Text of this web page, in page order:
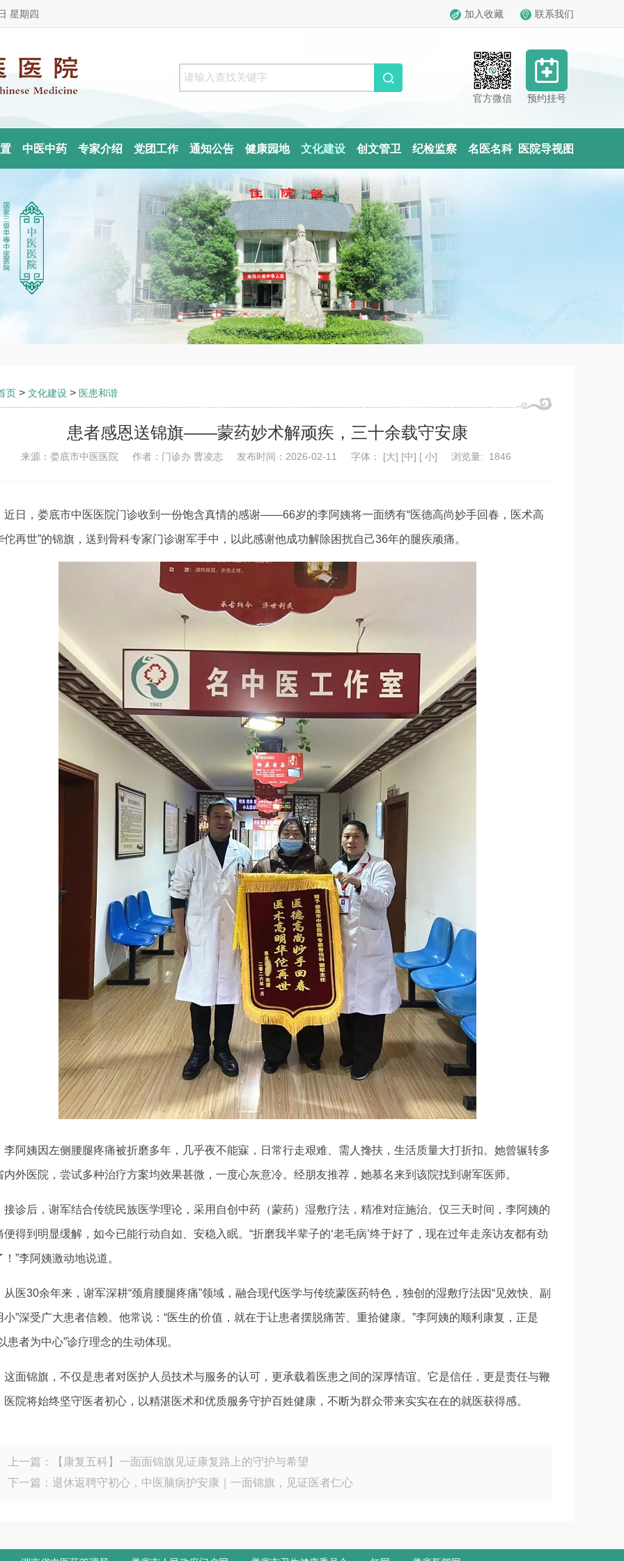
星期四  加入收藏  联系我们
官方微信 预约挂号
中医中药 专家介绍 党团工作 通知公告 健康园地 文化建设 创文管卫 纪检监察 名医名科 医院导视图
页 >文化建设 > 医患和谐
患者感恩送锦旗——蒙药妙术解顽疾，三十余载守安康
来源： 娄底市中医医院 作者： 门诊办 曹凌志 发布时间： 2026-02-11 字体： [大] [中] [ 小] 浏览量: 1846
近日，娄底市中医医院门诊收到一份饱含真情的感谢——66岁的李阿姨将一面绣有“医德高尚妙手回春，医术高
佗再世”的锦旗，送到骨科专家门诊谢军手中，以此感谢他成功解除困扰自己36年的腿疾顽痛。
李阿姨因左侧腰腿疼痛被折磨多年，几乎夜不能寐，日常行走艰难、需人搀扶，生活质量大打折扣。她曾辗转多
内外医院，尝试多种治疗方案均效果甚微，一度心灰意冷。经朋友推荐，她慕名来到该院找到谢军医师。
接诊后，谢军结合传统民族医学理论，采用自创中药（蒙药）湿敷疗法，精准对症施治。仅三天时间，李阿姨的
便得到明显缓解，如今已能行动自如、安稳入眠。“折磨我半辈子的‘老毛病’终于好了，现在过年走亲访友都有劲
！”李阿姨激动地说道。
从医30余年来，谢军深耕“颈肩腰腿疼痛”领域，融合现代医学与传统蒙医药特色，独创的湿敷疗法因“见效快、副
小”深受广大患者信赖。他常说：“医生的价值，就在于让患者摆脱痛苦、重拾健康。”李阿姨的顺利康复，正是
患者为中心”诊疗理念的生动体现。
这面锦旗，不仅是患者对医护人员技术与服务的认可，更承载着医患之间的深厚情谊。它是信任，更是责任与鞭
医院将始终坚守医者初心，以精湛医术和优质服务守护百姓健康，不断为群众带来实实在在的就医获得感。
上一篇：
【康复五科】一面面锦旗见证康复路上的守护与希望
下一篇： 退休返聘守初心，中医脑病护安康｜一面锦旗，见证医者仁心